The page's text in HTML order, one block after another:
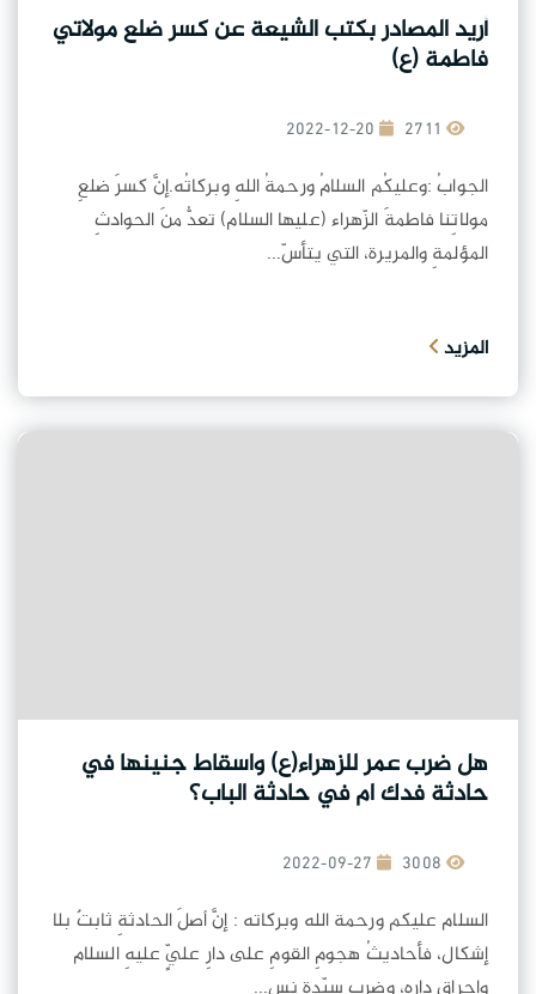
أريد المصادر بكتب الشيعة عن كسر ضلع مولاتي
فاطمة (ع)
2022-12-20
الجوابُ :وعليكُم السلامُ ورحمةُ اللهِ وبركاتُه.إنَّ كسرَ ضلعِ
مولاتِنا فاطمةَ الزّهراء (عليها السلام) تعدُّ منَ الحوادثِ
المؤلمةِ والمريرة، التي يتأسّ...
المزيد
هل ضرب عمر للزهراء(ع) واسقاط جنينها في
حادثة فدك ام في حادثة الباب؟
2022-09-27
السلام عليكم ورحمة الله وبركاته : إنَّ أصلَ الحادثةِ ثابتٌ بلا
إشكال، فأحاديثُ هجومِ القومِ على دارِ عليٍّ عليهِ السلام